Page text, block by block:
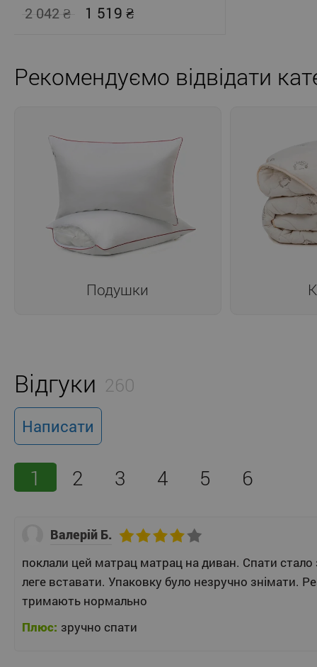
2 042
1 519
Рекомендуємо відвідати
Подушки
Відгуки 260
Написати
1 2 3 4 5 6
Валерій Б.
поклали цей матрац матрац на диван. Спати стало
леге вставати. Упаковку було незручно знімати.
тримають нормально
Плюс: зручно спати